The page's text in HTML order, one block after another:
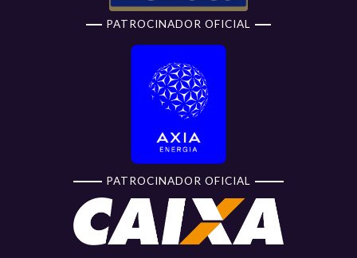
PATROCINADOR OFICIAL
PATROCINADOR OFICIAL